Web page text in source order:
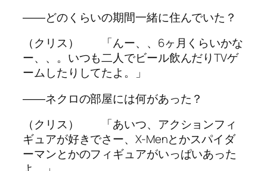
――どのくらいの期間一緒に住んでいた？
（クリス） 「んー、、6ヶ月くらいかな
ー、、。いつも二人でビール飲んだりTVゲ
ームしたりしてたよ。」
――ネクロの部屋には何があった？
（クリス） 「あいつ、アクションフィ
ギュアが好きでさー、X-Menとかスパイダ
ーマンとかのフィギュアがいっぱいあった